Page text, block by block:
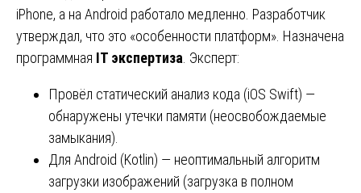
iPhone, а на Android работало медленно. Разработчик
утверждал, что это «особенности платформ». Назначена
программная IT экспертиза . Эксперт:
Провёл статический анализ кода (iOS Swift) —
обнаружены утечки памяти (неосвобождаемые
замыкания).
Для Android (Kotlin) — неоптимальный алгоритм
загрузки изображений (загрузка в полном